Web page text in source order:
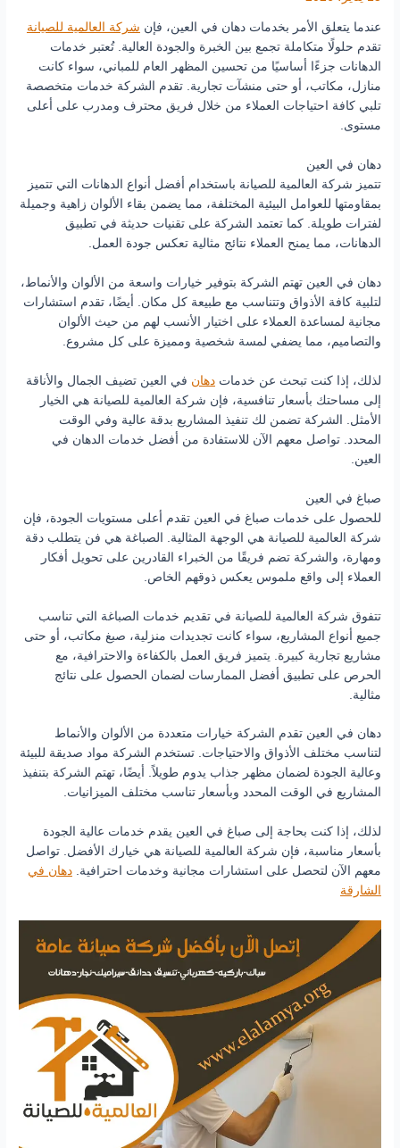
عندما يتعلق الأمر بخدمات دهان في العين، فإن شركة العالمية للصيانة
تقدم حلولًا متكاملة تجمع بين الخبرة والجودة العالية. تُعتبر خدمات
الدهانات جزءًا أساسيًا من تحسين المظهر العام للمباني، سواء كانت
منازل، مكاتب، أو حتى منشآت تجارية. تقدم الشركة خدمات متخصصة
تلبي كافة احتياجات العملاء من خلال فريق محترف ومدرب على أعلى
مستوى.
دهان في العين
تتميز شركة العالمية للصيانة باستخدام أفضل أنواع الدهانات التي تتميز
بمقاومتها للعوامل البيئية المختلفة، مما يضمن بقاء الألوان زاهية وجميلة
لفترات طويلة. كما تعتمد الشركة على تقنيات حديثة في تطبيق
الدهانات، مما يمنح العملاء نتائج مثالية تعكس جودة العمل.
دهان في العين تهتم الشركة بتوفير خيارات واسعة من الألوان والأنماط،
لتلبية كافة الأذواق وتتناسب مع طبيعة كل مكان. أيضًا، تقدم استشارات
مجانية لمساعدة العملاء على اختيار الأنسب لهم من حيث الألوان
والتصاميم، مما يضفي لمسة شخصية ومميزة على كل مشروع.
لذلك، إذا كنت تبحث عن خدمات دهان في العين تضيف الجمال والأناقة
إلى مساحتك بأسعار تنافسية، فإن شركة العالمية للصيانة هي الخيار
الأمثل. الشركة تضمن لك تنفيذ المشاريع بدقة عالية وفي الوقت
المحدد. تواصل معهم الآن للاستفادة من أفضل خدمات الدهان في
العين.
صباغ في العين
للحصول على خدمات صباغ في العين تقدم أعلى مستويات الجودة، فإن
شركة العالمية للصيانة هي الوجهة المثالية. الصباغة هي فن يتطلب دقة
ومهارة، والشركة تضم فريقًا من الخبراء القادرين على تحويل أفكار
العملاء إلى واقع ملموس يعكس ذوقهم الخاص.
تتفوق شركة العالمية للصيانة في تقديم خدمات الصباغة التي تناسب
جميع أنواع المشاريع، سواء كانت تجديدات منزلية، صبغ مكاتب، أو حتى
مشاريع تجارية كبيرة. يتميز فريق العمل بالكفاءة والاحترافية، مع
الحرص على تطبيق أفضل الممارسات لضمان الحصول على نتائج
مثالية.
دهان في العين تقدم الشركة خيارات متعددة من الألوان والأنماط
لتناسب مختلف الأذواق والاحتياجات. تستخدم الشركة مواد صديقة للبيئة
وعالية الجودة لضمان مظهر جذاب يدوم طويلاً. أيضًا، تهتم الشركة بتنفيذ
المشاريع في الوقت المحدد وبأسعار تناسب مختلف الميزانيات.
لذلك، إذا كنت بحاجة إلى صباغ في العين يقدم خدمات عالية الجودة
بأسعار مناسبة، فإن شركة العالمية للصيانة هي خيارك الأفضل. تواصل
معهم الآن لتحصل على استشارات مجانية وخدمات احترافية. دهان في
الشارقة